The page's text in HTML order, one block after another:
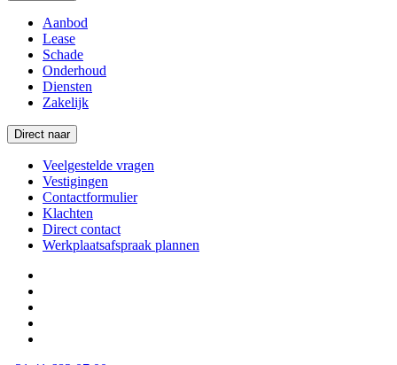
Aanbod
Lease
Schade
Onderhoud
Diensten
Zakelijk
Direct naar
Veelgestelde vragen
Vestigingen
Contactformulier
Klachten
Direct contact
Werkplaatsafspraak plannen